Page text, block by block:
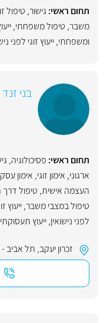
תחום ראשי: גישור, טיפול
משבר, טיפול משפחתי,
ומשפחתי,ייעוץ זוגי לפני
בני זנד
תחום ראשי: פסיכולוגיה,
ארגוני, אימון זוגי, אימון
העצמה אישית, טיפול
טיפול במצבי משבר,ייעוץ
לפני נישואין,ייעוץ תעסוקתי
זכרון יעקב, תל אביב -